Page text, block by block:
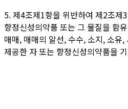
5. 제4조제1항을 위반하여 제2조제
향정신성의약품 또는 그 물질을 함
매매, 매매의 알선, 수수, 소지, 소유
제공한 자 또는 향정신성의약품을